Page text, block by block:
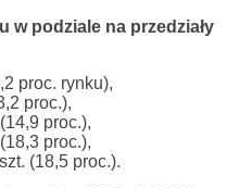
w podziale na przedziały
proc. rynku),
proc.),
proc.),
proc.),
(18,5 proc.).